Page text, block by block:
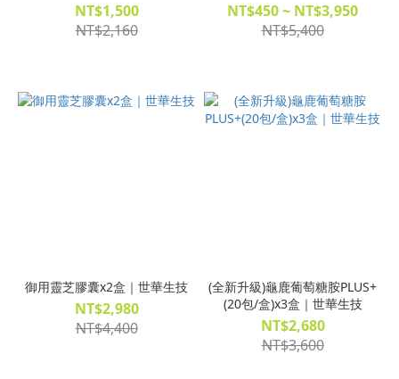
NT$1,500
NT$2,160
NT$450 ~ NT$3,950
NT$5,400
御用靈芝膠囊x2盒｜世華生技
NT$2,980
NT$4,400
(全新升級)龜鹿葡萄糖胺PLUS+
(20包/盒)x3盒｜世華生技
NT$2,680
NT$3,600